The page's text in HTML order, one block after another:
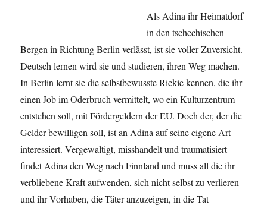
Als Adina ihr Heimatdorf
in den tschechischen
Bergen in Richtung Berlin verlässt, ist sie voller Zuversicht.
Deutsch lernen wird sie und studieren, ihren Weg machen.
In Berlin lernt sie die selbstbewusste Rickie kennen, die ihr
einen Job im Oderbruch vermittelt, wo ein Kulturzentrum
entstehen soll, mit Fördergeldern der EU. Doch der, der die
Gelder bewilligen soll, ist an Adina auf seine eigene Art
interessiert. Vergewaltigt, misshandelt und traumatisiert
findet Adina den Weg nach Finnland und muss all die ihr
verbliebene Kraft aufwenden, sich nicht selbst zu verlieren
und ihr Vorhaben, die Täter anzuzeigen, in die Tat